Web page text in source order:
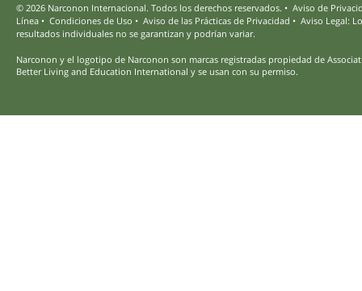
© 2026 Narconon Internacional. Todos los derechos reservados. • Aviso de
Línea • Condiciones de Uso • Aviso de las Prácticas de Privacidad • Aviso Legal:
resultados individuales no se garantizan y podrían variar.
Narconon y el logotipo de Narconon son marcas registradas propiedad de
Better Living and Education International y se usan con su permiso.